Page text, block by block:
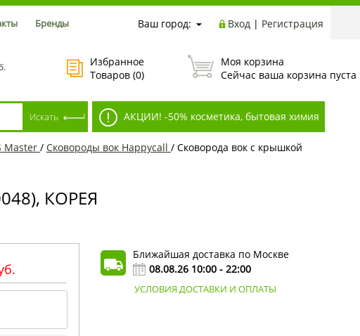
Ваш город: Вход | Регистрация
Бренды
Избранное
Товаров (0)
Моя корзина
Сейчас ваша корзина пуста
АКЦИИ! -50% косметика, бытовая химия
Master / Сковороды вок Happycall / Сковорода вок с крышкой
КОРЕЯ
Ближайшая доставка по Москве
08.08.26 10:00 - 22:00
УСЛОВИЯ ДОСТАВКИ И ОПЛАТЫ